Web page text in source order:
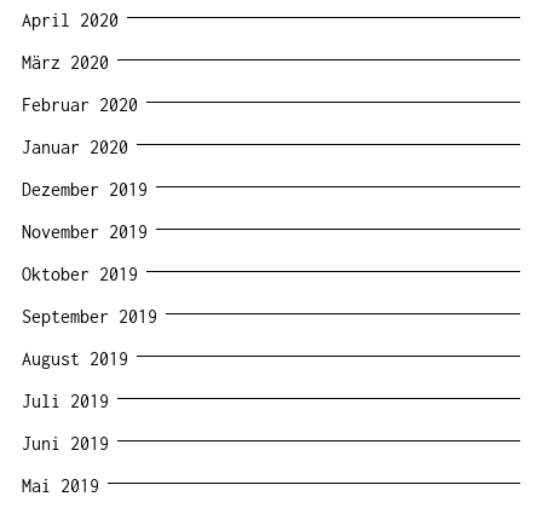
April 2020
März 2020
Februar 2020
Januar 2020
Dezember 2019
November 2019
Oktober 2019
September 2019
August 2019
Juli 2019
Juni 2019
Mai 2019